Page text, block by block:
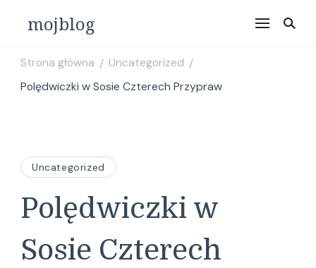
mojblog
Strona główna / Uncategorized /
Polędwiczki w Sosie Czterech Przypraw
Uncategorized
Polędwiczki w
Sosie Czterech